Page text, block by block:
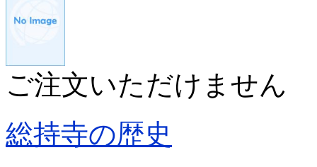
ご注文いただけません
総持寺の歴史